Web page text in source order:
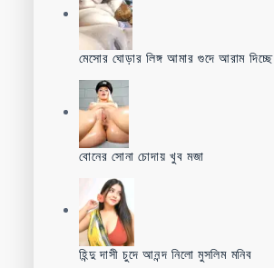
মেসোর ঘোড়ার লিঙ্গ আমার গুদে আরাম দিচ্ছে
বোনের সোনা চোদায় খুব মজা
হিন্দু দাসী চুদে আনন্দ নিলো মুসলিম মনিব